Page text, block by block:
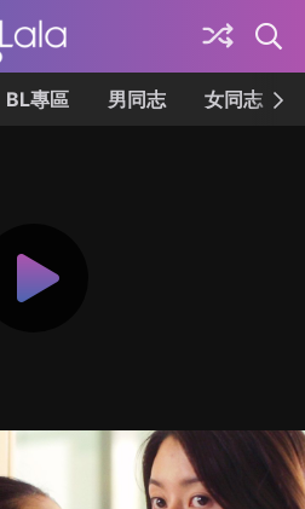
BL專區 男同志 女同志